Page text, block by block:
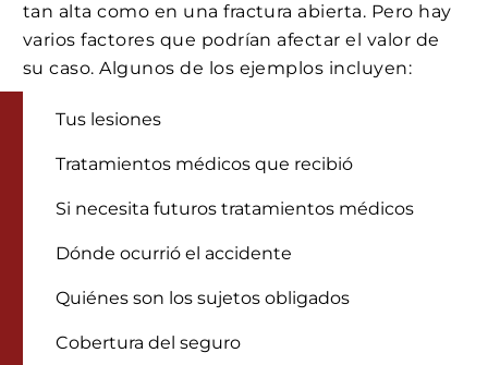
tan alta como en una fractura abierta. Pero hay
varios factores que podrían afectar el valor de
su caso. Algunos de los ejemplos incluyen:
Tus lesiones
Tratamientos médicos que recibió
Si necesita futuros tratamientos médicos
Dónde ocurrió el accidente
Quiénes son los sujetos obligados
Cobertura del seguro